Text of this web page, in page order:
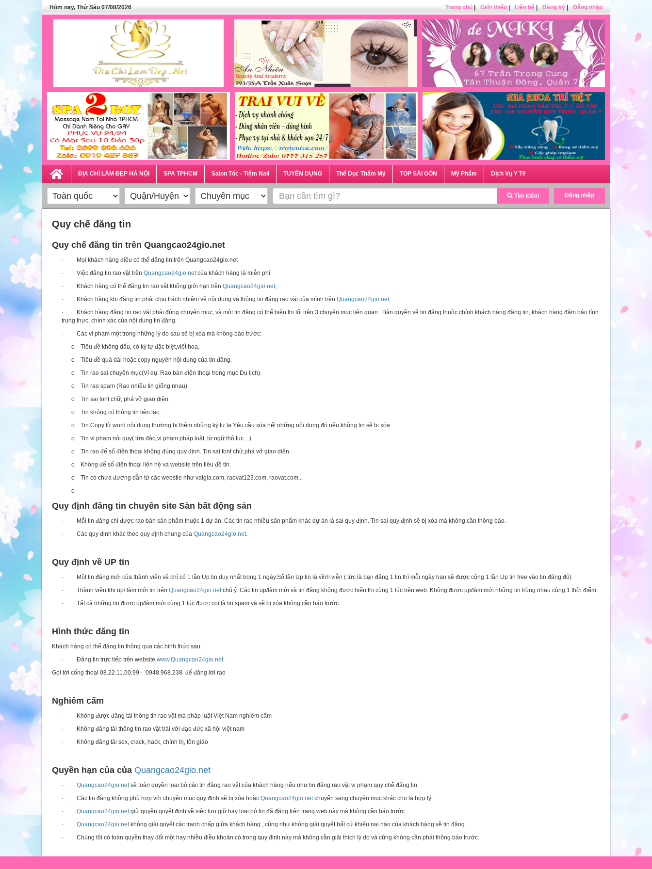
Hôm nay, Thứ Sáu 07/08/2026 Trang chủ Giới thiệu Liên hệ Đăng ký Đăng nhập
ĐỊA CHỈ LÀM ĐẸP HÀ NỘI SPA TPHCM Salon Tóc - Tiệm Nail TUYỂN DỤNG Thể Dục Thẩm Mỹ TOP SÀI GÒN Mỹ Phẩm Dịch Vụ Y Tế
Tìm kiếm Đăng nhập
Quy chế đăng tin
Quy chế đăng tin trên Quangcao24gio.net
· Mọi khách hàng điều có thể đăng tin trên Quangcao24gio.net
· Việc đăng tin rao vặt trên Quangcao24gio.netcủa khách hàng là miễn phí.
· Khách hàng có thể đăng tin rao vặt không giới hạn trên Quangcao24gio.net,
· Khách hàng khi đăng tin phải chịu trách nhiệm về nội dung và thông tin đăng rao vặt của mình trên Quangcao24gio.net.
· Khách hàng đăng tin rao vặt phải đúng chuyên mục, và một tin đăng có thể hiện thị tối trên 3 chuyên mục liên quan . Bản quyền về tin đăng thuộc chính khách hàng đăng tin, khách hàng đảm bảo tính
trung thực, chính xác của nội dung tin đăng.
· Các vi phạm một trong những lý do sau sẽ bị xóa mà không báo trước:
o Tiêu đề không dấu, có ký tự đặc biệt,viết hoa.
o Tiêu đề quá dài hoặc copy nguyên nội dung của tin đăng.
o Tin rao sai chuyên mục(Ví dụ: Rao bán điện thoại trong mục Du lịch).
o Tin rao spam (Rao nhiều tin giống nhau).
o Tin sai font chữ, phá vỡ giao diện.
o Tin không có thông tin liên lạc.
o Tin Copy từ word nội dung thường bị thêm những ký tự lạ.Yêu cầu xóa hết những nội dung đó nếu không tin sẽ bị xóa.
o Tin vi phạm nội quy( lừa đảo,vi phạm pháp luật, từ ngữ thô tục…).
o Tin rao để số điện thoại không đúng quy định. Tin sai font chữ,phá vỡ giao diện.
o Không để số điện thoại liên hệ và website trên tiêu đề tin.
o Tin có chứa đường dẫn từ các webstie như vatgia.com, raovat123.com, raovat.com...
o
Quy định đăng tin chuyên site Sàn bất động sản
· Mỗi tin đăng chỉ được rao bán sản phẩm thuộc 1 dự án. Các tin rao nhiều sản phẩm khác dự án là sai quy định. Tin sai quy định sẽ bị xóa mà không cần thông báo.
· Các quy định khác theo quy định chung của Quangcao24gio.net.
Quy định về UP tin
· Một tin đăng mới của thành viên sẽ chỉ có 1 lần Up tin duy nhất trong 1 ngày.Số lần Up tin là vĩnh viễn ( tức là bạn đăng 1 tin thì mỗi ngày bạn sẽ được cộng 1 lần Up tin free vào tin đăng đó)
· Thành viên khi up/ làm mới tin trên Quangcao24gio.netchú ý: Các tin up/làm mới và tin đăng không được hiển thị cùng 1 lúc trên web. Không được up/làm mới những tin trùng nhau cùng 1 thời điểm.
· Tất cả những tin được up/làm mới cùng 1 lúc được coi là tin spam và sẽ bị xóa không cần báo trước.
Hình thức đăng tin
Khách hàng có thể đăng tin thông qua các hinh thức sau:
· Đăng tin trực tiếp trên website www.Quangcao24gio.net
Gọi tới cổng thoại 08.22.11.00.99 - 0948.968.238 để đăng lời rao
Nghiêm cấm
· Không được đăng tải thông tin rao vặt mà pháp luật Việt Nam nghiêm cấm
· Không đăng tải thông tin rao vặt trái với đạo đức xã hội việt nam
· Không đăng tải sex, crack, hack, chính trị, tôn giáo
Quyền hạn của của Quangcao24gio.net
· Quangcao24gio.netsẽ toàn quyền loại bỏ các tin đăng rao vặt của khách hàng nếu như tin đăng rao vặt vị phạm quy chế đăng tin
· Các tin đăng không phù hợp với chuyên mục quy định sẽ bị xóa hoặc Quangcao24gio.netchuyển sang chuyên mục khác cho là hợp lý.
· Quangcao24gio.netgiữ quyền quyết định về việc lưu giữ hay loại bỏ tin đã đăng trên trang web này mà không cần báo trước.
· Quangcao24gio.netkhông giải quyết các tranh chấp giữa khách hàng , cũng như không giải quyết bất cứ khiếu nại nào của khách hàng về tin đăng.
· Chúng tôi có toàn quyền thay đổi một hay nhiều điều khoản có trong quy định này mà không cần giải thích lý do và cũng không cần phải thông báo trước.